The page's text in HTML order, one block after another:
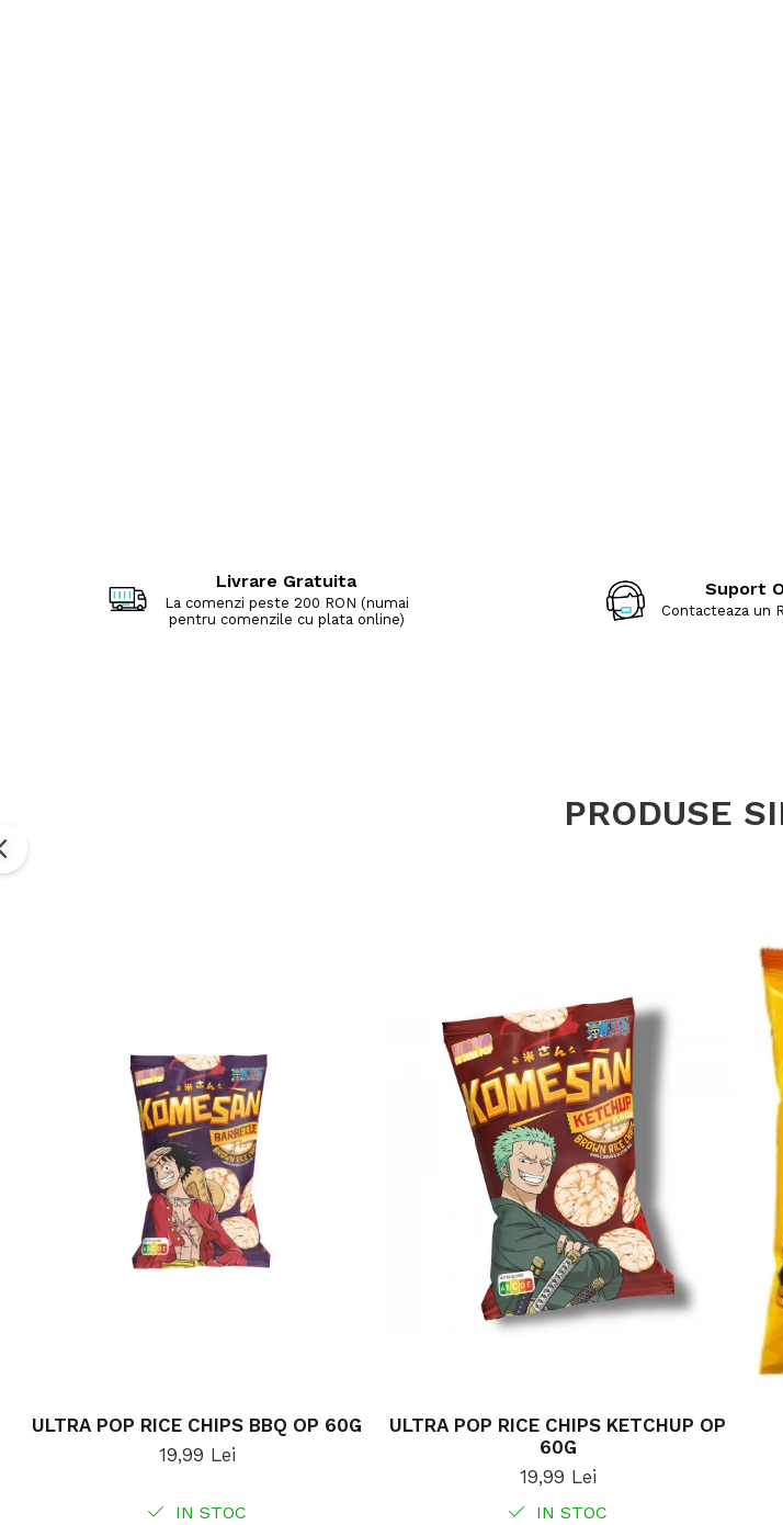
Livrare Gratuita
La comenzi peste 200 RON (numai
pentru comenzile cu plata online)
Suport
Contacteaza un
PRODUSE
ULTRA POP RICE CHIPS BBQ OP 60G
19,99 Lei
IN STOC
ULTRA POP RICE CHIPS KETCHUP OP
60G
19,99 Lei
IN STOC